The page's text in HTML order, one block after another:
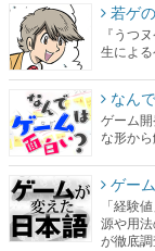
若ゲ
『うつ
生による
なん
ゲーム
な形か
ゲー
「経験
源や用
が徹底調